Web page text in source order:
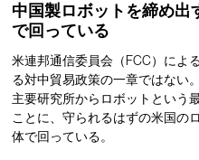
中国製ロボットを締め出
で回っている
米連邦通信委員会（FCC）によ
る対中貿易政策の一章ではない
主要研究所からロボットという
ことに、守られるはずの米国の
体で回っている。